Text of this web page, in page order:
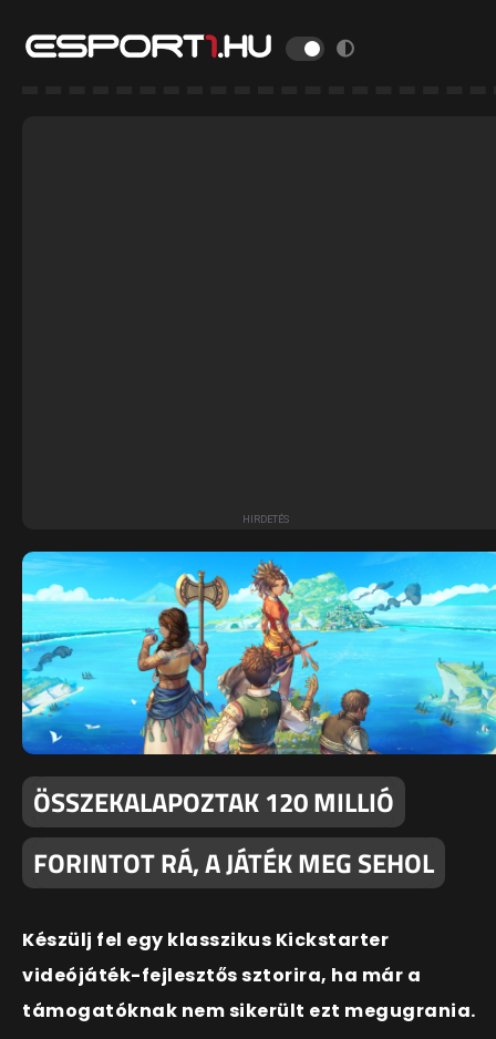
ÖSSZEKALAPOZTAK 120 MILLIÓ
FORINTOT RÁ, A JÁTÉK MEG SEHOL
Készülj fel egy klasszikus Kickstarter
videójáték-fejlesztős sztorira, ha már a
támogatóknak nem sikerült ezt megugrania.